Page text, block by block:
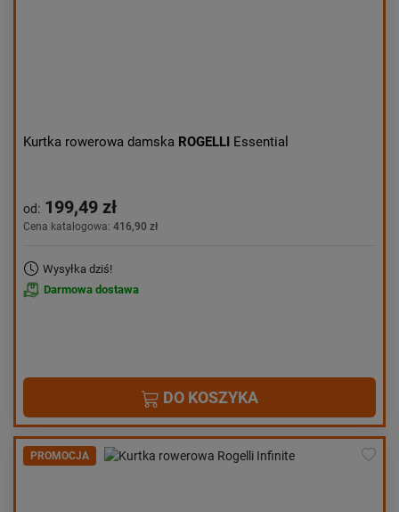
Kurtka rowerowa damska ROGELLI Essential
od: 199,49 zł
Cena katalogowa: 416,90 zł
Wysyłka dziś!
Darmowa dostawa
DO KOSZYKA
PROMOCJA